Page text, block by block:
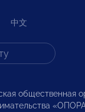
中文
общественная